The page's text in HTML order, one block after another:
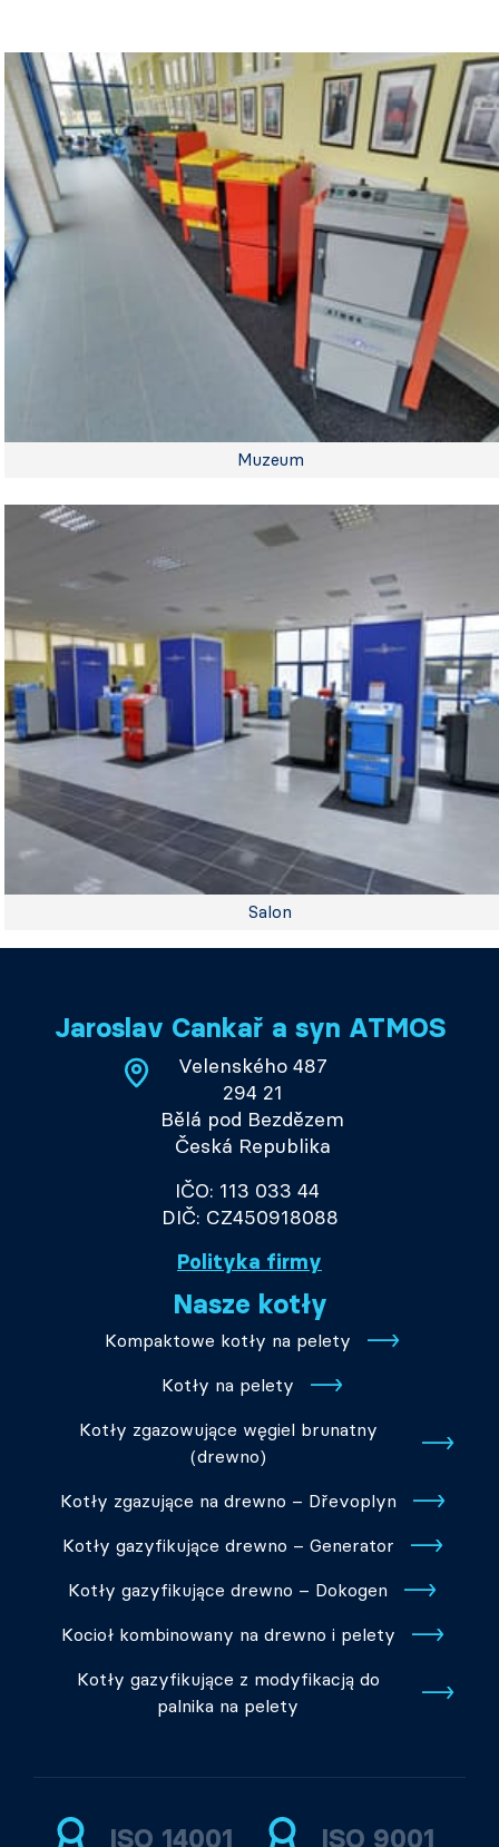
Muzeum
Salon
Jaroslav Cankař a syn ATMOS
Velenského 487
294 21
Bělá pod Bezdězem
Česká Republika
IČO: 113 033 44
DIČ: CZ450918088
Polityka firmy
Nasze kotły
Kompaktowe kotły na pelety
Kotły na pelety
Kotły zgazowujące węgiel brunatny
(drewno)
Kotły zgazujące na drewno – Dřevoplyn
Kotły gazyfikujące drewno – Generator
Kotły gazyfikujące drewno – Dokogen
Kocioł kombinowany na drewno i pelety
Kotły gazyfikujące z modyfikacją do
palnika na pelety
ISO 14001 ISO 9001